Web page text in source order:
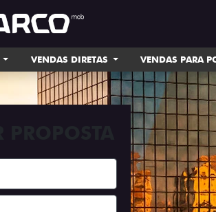
VENDAS DIRETAS VENDAS PARA